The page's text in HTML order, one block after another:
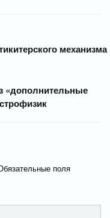
механизма
«дополнительные
поля